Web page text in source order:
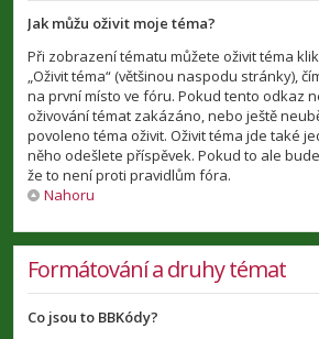
Jak můžu oživit moje téma?
Při zobrazení tématu můžete oživit téma
„Oživit téma“ (většinou naspodu stránky),
na první místo ve fóru. Pokud tento odkaz
oživování témat zakázáno, nebo ještě
povoleno téma oživit. Oživit téma jde také
něho odešlete příspěvek. Pokud to ale
že to není proti pravidlům fóra.
Nahoru
Formátování a druhy témat
Co jsou to BBKódy?